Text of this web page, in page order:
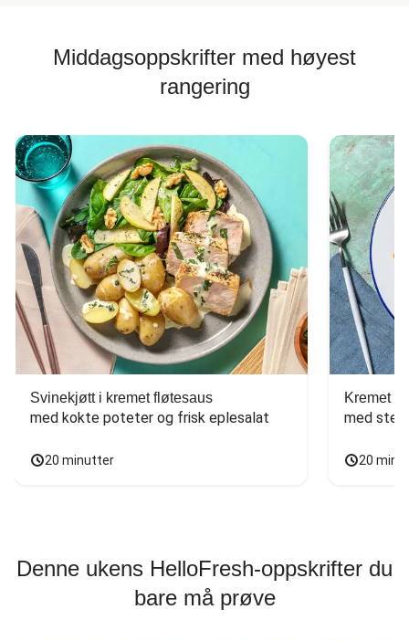
Middagsoppskrifter med høyest
rangering
Svinekjøtt i kremet fløtesaus
med kokte poteter og frisk eplesalat
20 minutter
Kremet
med
20
Denne ukens HelloFresh-oppskrifter du
bare må prøve